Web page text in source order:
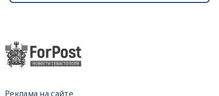
Реклама на сайте